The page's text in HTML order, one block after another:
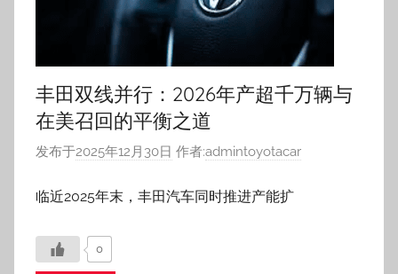
丰田双线并行：2026年产超千万辆与
在美召回的平衡之道
发布于2025年12月30日 作者:admintoyotacar
临近2025年末，丰田汽车同时推进产能扩
0